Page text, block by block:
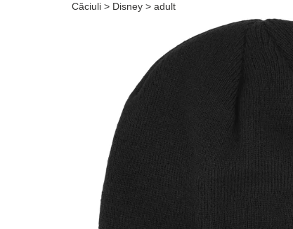
Căciuli > Disney > adult